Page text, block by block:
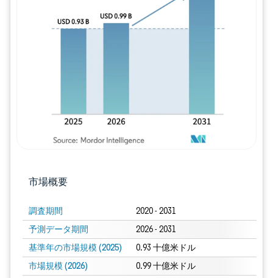
市場概要
調査期間 2020 - 2031
予測データ期間 2026 - 2031
基準年の市場規模 (2025) 0.93 十億米ドル
市場規模 (2026) 0.99 十億米ドル